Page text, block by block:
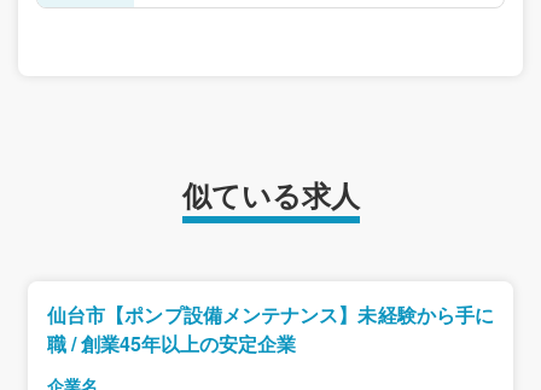
似ている求人
仙台市【ポンプ設備メンテナンス】未経験から手に
職 / 創業45年以上の安定企業
企業名